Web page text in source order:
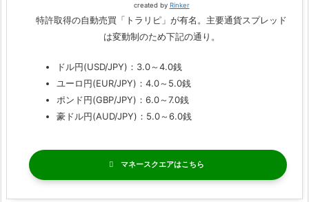
created by Rinker
特許取得の自動売買「トラリピ」が有名。主要通貨スプレッド
は変動制のため下記の通り。
ドル円(USD/JPY)：3.0～4.0銭
ユーロ円(EUR/JPY)：4.0～5.0銭
ポンド円(GBP/JPY)：6.0～7.0銭
豪ドル円(AUD/JPY)：5.0～6.0銭
マネースクエア